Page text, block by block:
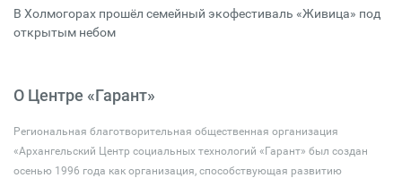
В Холмогорах прошёл семейный экофестиваль «Живица» под
открытым небом
О Центре «Гарант»
Региональная благотворительная общественная организация
«Архангельский Центр социальных технологий «Гарант» был создан
осенью 1996 года как организация, способствующая развитию